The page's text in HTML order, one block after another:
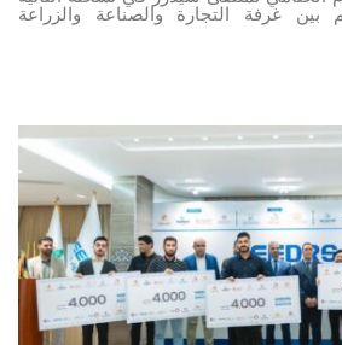
بين غرفة التجارة والصناعة والزراعة